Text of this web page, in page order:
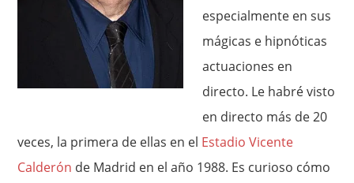
especialmente en sus
mágicas e hipnóticas
actuaciones en
directo. Le habré visto
en directo más de 20
veces, la primera de ellas en el Estadio Vicente
Calderón de Madrid en el año 1988. Es curioso cómo